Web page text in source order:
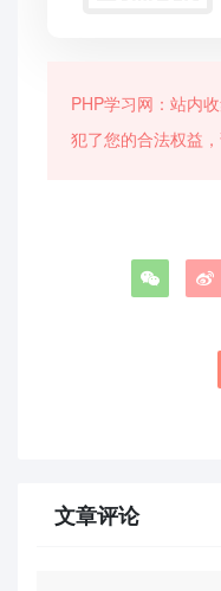
PHP学习网：站内
犯了您的合法权益
文章评论